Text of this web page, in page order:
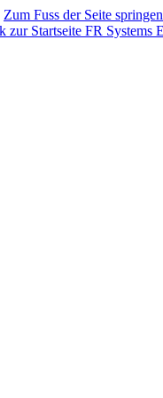
Zum Fuss der Seite springen
FR Systems